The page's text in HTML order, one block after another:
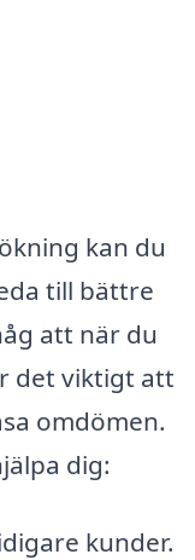
kan du
till bättre
att när du
det viktigt att
omdömen.
dig:
kunder.